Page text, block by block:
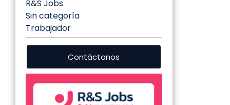
R&S Jobs
Sin categoría
Trabajador
Contáctanos